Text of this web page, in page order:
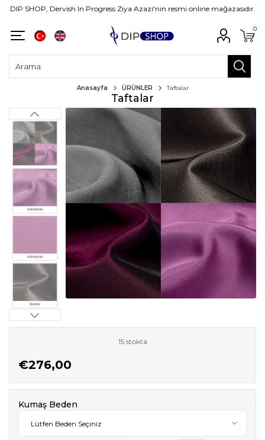
DIP SHOP, Dervish In Progress Ziya Azazi'nin resmi online mağazasıdır.
0
Anasayfa ÜRÜNLER Taftalar
Taftalar
15 stokta
€276,00
Kumaş Beden